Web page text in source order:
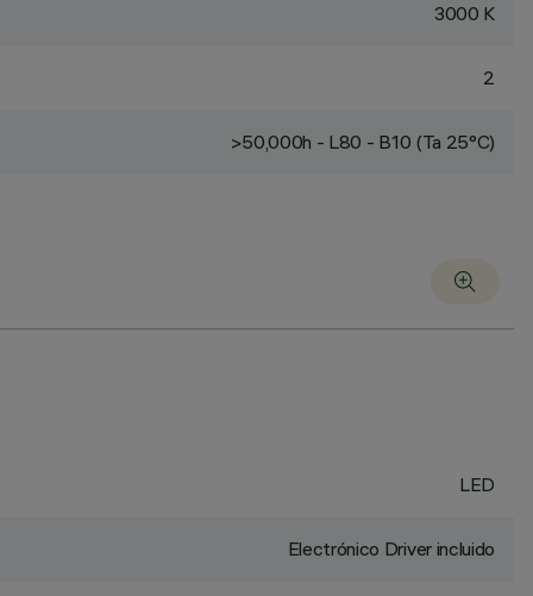
3000 K
2
>50,000h - L80 - B10 (Ta 25°C)
LED
Electrónico Driver incluido